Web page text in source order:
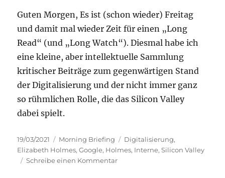
Guten Morgen, Es ist (schon wieder) Freitag
und damit mal wieder Zeit für einen „Long
Read“ (und „Long Watch“). Diesmal habe ich
eine kleine, aber intellektuelle Sammlung
kritischer Beiträge zum gegenwärtigen Stand
der Digitalisierung und der nicht immer ganz
so rühmlichen Rolle, die das Silicon Valley
dabei spielt.
Veröffentlicht
am
19/03/2021 Kategorien
Morning Briefing Schlagwörter
Digitalisierung,
Elizabeth Holmes,Google, Holmes, Interne,Silicon Valley
Schreibe einen Kommentarzu